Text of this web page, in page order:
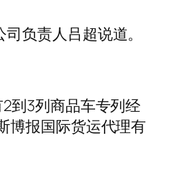
负责人吕超说道。
到3列商品车专列经
博报国际货运代理有